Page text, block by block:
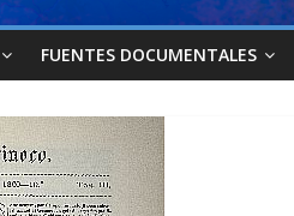
FUENTES DOCUMENTALES